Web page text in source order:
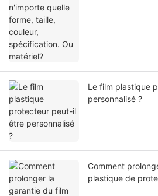
Le film plastique
personnalisé ?
Comment
plastique de